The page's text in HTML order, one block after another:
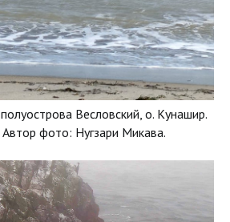
Весловский, о. Кунашир.
фото: Нугзари Микава.